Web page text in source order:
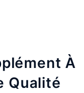
À
Qualité